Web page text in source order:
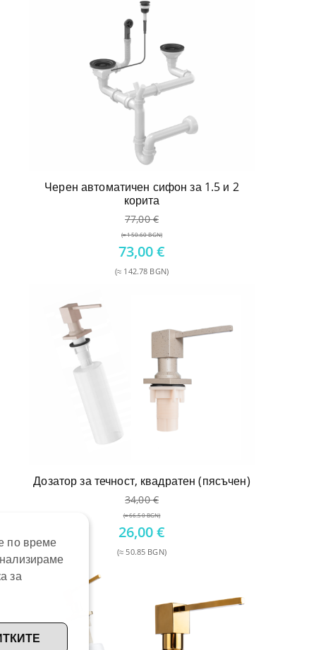
Черен автоматичен сифон за 1.5 и 2
корита
77,00€
(≈ 150.60 BGN)
Original
price
was:
73,00€
(≈ 142.78 BGN)
73,00 €.
Дозатор за течност, квадратен (пясъчен)
34,00€
(≈ 66.50 BGN)
Original
price
was:
26,00€
(≈ 50.85 BGN)
26,00 €.
по време
за